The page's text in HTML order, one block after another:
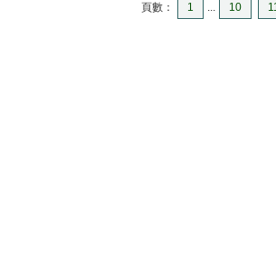
頁數： 1 ... 10